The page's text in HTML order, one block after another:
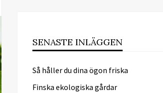
SENASTE INLÄGGEN
Så håller du dina ögon friska
Finska ekologiska gårdar